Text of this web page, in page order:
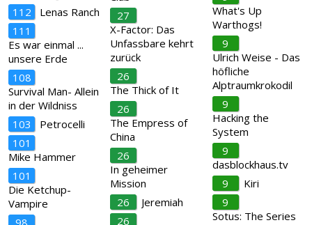
112
Lenas Ranch
111
Es war einmal ...
unsere Erde
108
Survival Man- Allein
in der Wildniss
103
Petrocelli
101
Mike Hammer
101
Die Ketchup-
Vampire
98
27
X-Factor: Das
Unfassbare kehrt
zurück
26
The Thick of It
26
The Empress of
China
26
In geheimer
Mission
26
Jeremiah
26
What's Up
Warthogs!
9
Ulrich Weise - Das
höfliche
Alptraumkrokodil
9
Hacking the
System
9
dasblockhaus.tv
9
Kiri
9
Sotus: The Series